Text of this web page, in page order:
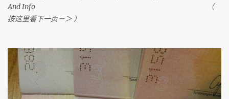
And Info （
按这里看下一页－＞ ）